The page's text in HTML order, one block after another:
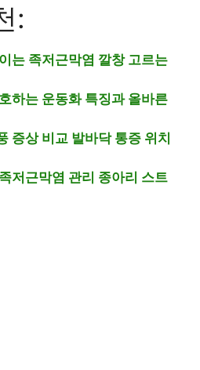
:
는 족저근막염 깔창 고르는
하는 운동화 특징과 올바른
증상 비교 발바닥 통증 위치
저근막염 관리 종아리 스트